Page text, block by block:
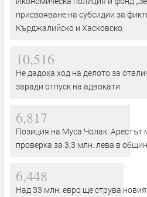
присвояване на субсидии за
Кърджалийско и Хасковско
10,516
Не дадоха ход на делото за
заради отпуск на адвокати
6,817
Позиция на Муса Чолак: Арестът
проверка за 3,3 млн. лева в
6,448
Над 33 млн. евро ще струва